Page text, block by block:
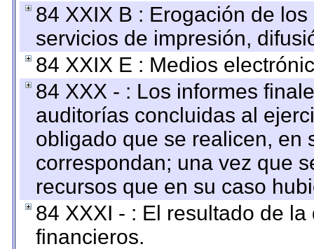
84 XXIX B : Erogación de
servicios de impresión,
84 XXIX E : Medios
84 XXX - : Los informes
auditorías concluidas al
obligado que se realicen, en
correspondan; una vez que
recursos que en su caso
84 XXXI - : El resultado de
financieros.